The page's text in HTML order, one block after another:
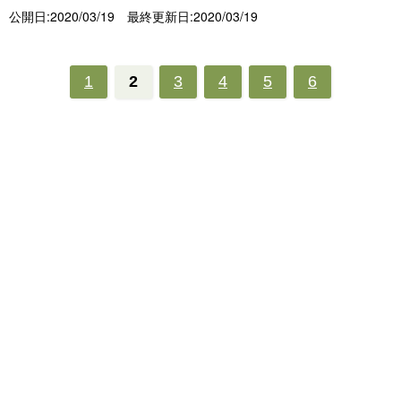
公開日:2020/03/19 最終更新日:2020/03/19
1 2 3 4 5 6